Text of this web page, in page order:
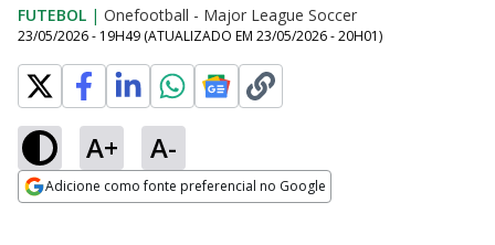
FUTEBOL | Onefootball - Major League Soccer
23/05/2026 - 19H49 (ATUALIZADO EM 23/05/2026 - 20H01)
A+ A-
Adicione como fonte preferencial no Google